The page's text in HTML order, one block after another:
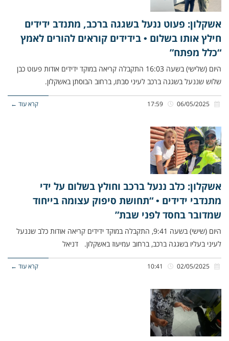
אשקלון: פעוט ננעל בשגגה ברכב, מתנדב ידידים
חילץ אותו בשלום • בידידים קוראים להורים לאמץ
“כלל מפתח”
היום (שלישי) בשעה 16:03 התקבלה קריאה במוקד ידידים אודות פעוט כבן
שלוש שננעל בשגגה ברכב לעיני סבתו, ברחוב הבוסתן באשקלון.
קרא עוד ←
אשקלון: כלב ננעל ברכב וחולץ בשלום על ידי
מתנדבי ידידים • “תחושת סיפוק עצומה בייחוד
שמדובר בחסד לפני שבת”
היום (שישי) בשעה 9:41, התקבלה במוקד ידידים קריאה אודות כלב שננעל
לעיני בעליו בשגגה ברכב, ברחוב עמיעוז באשקלון. דניאל
קרא עוד ←